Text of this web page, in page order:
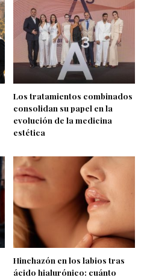
Los tratamientos combinados
consolidan su papel en la
evolución de la medicina
estética
Hinchazón en los labios tras
ácido hialurónico: cuánto